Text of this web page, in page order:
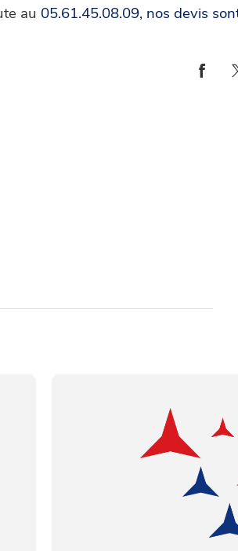
au 05.61.45.08.09, nos devis